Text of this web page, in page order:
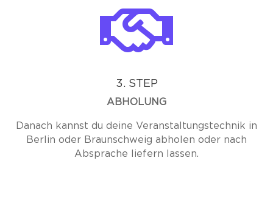

3. STEP
ABHOLUNG
Danach kannst du deine Veranstaltungstechnik in
Berlin oder Braunschweig abholen oder nach
Absprache liefern lassen.